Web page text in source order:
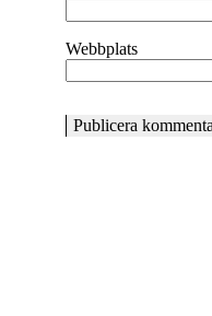
Webbplats